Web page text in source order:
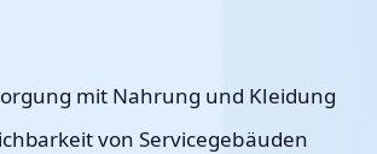
mit Nahrung und Kleidung
von Servicegebäuden